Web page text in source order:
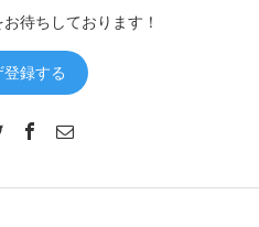
待ちしております！
登録する